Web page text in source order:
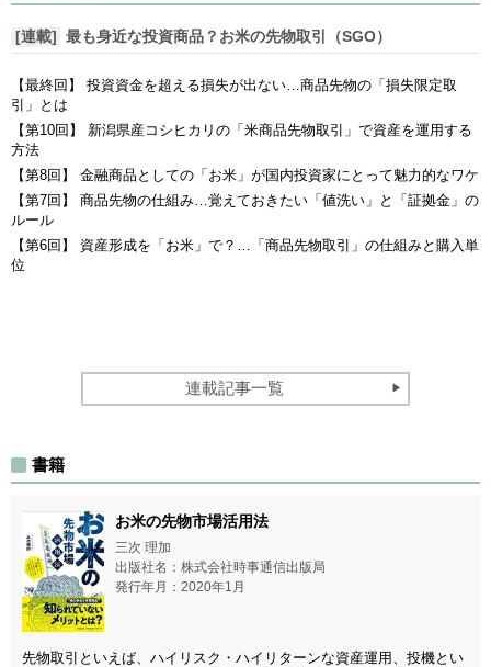
[連載] 最も身近な投資商品？お米の先物取引（SGO）
【最終回】 投資資金を超える損失が出ない…商品先物の「損失限定取
引」とは
【第10回】 新潟県産コシヒカリの「米商品先物取引」で資産を運用する
方法
【第8回】 金融商品としての「お米」が国内投資家にとって魅力的なワケ
【第7回】 商品先物の仕組み…覚えておきたい「値洗い」と「証拠金」の
ルール
【第6回】 資産形成を「お米」で？…「商品先物取引」の仕組みと購入単
位
連載記事一覧
書籍
お米の先物市場活用法
三次 理加
出版社名：株式会社時事通信出版局
発行年月：2020年1月
先物取引といえば、ハイリスク・ハイリターンな資産運用、投機とい